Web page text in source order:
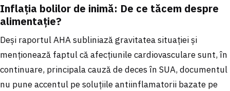
Inflația bolilor de inimă: De ce tăcem despre
alimentație?
Deși raportul AHA subliniază gravitatea situației și
menționează faptul că afecțiunile cardiovasculare sunt, în
continuare, principala cauză de deces în SUA, documentul
nu pune accentul pe soluțiile antiinflamatorii bazate pe